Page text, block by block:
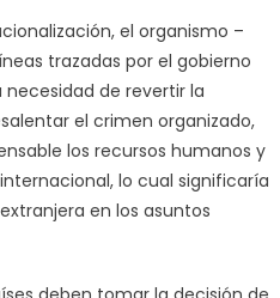
el organismo –
trazadas por el gobierno
de revertir la
el crimen organizado,
los recursos humanos y
lo cual significaría
en los asuntos